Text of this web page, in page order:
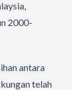
2000-
antara
telah